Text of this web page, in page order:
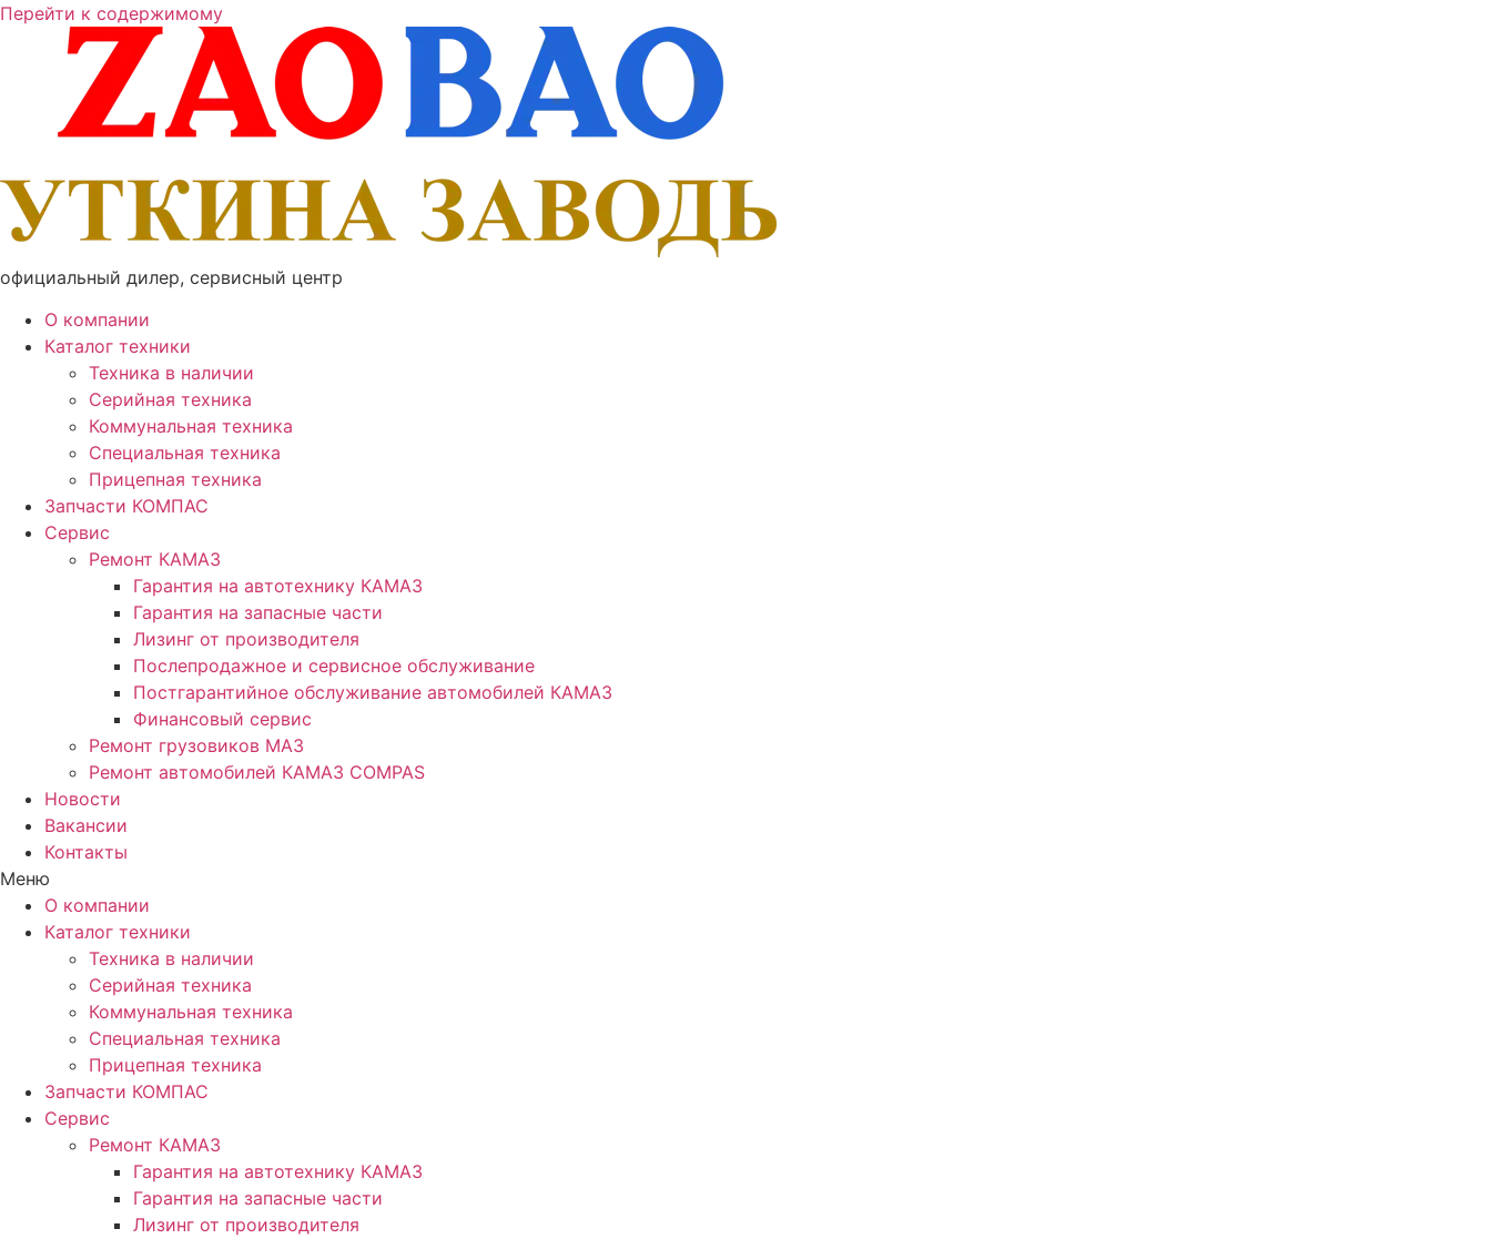
Перейти к содержимому
официальный дилер, сервисный центр
О компании
Каталог техники
Техника в наличии
Серийная техника
Коммунальная техника
Специальная техника
Прицепная техника
Запчасти КОМПАС
Сервис
Ремонт КАМАЗ
Гарантия на автотехнику КАМАЗ
Гарантия на запасные части
Лизинг от производителя
Послепродажное и сервисное обслуживание
Постгарантийное обслуживание автомобилей КАМАЗ
Финансовый сервис
Ремонт грузовиков МАЗ
Ремонт автомобилей КАМАЗ COMPAS
Новости
Вакансии
Контакты
Меню
О компании
Каталог техники
Техника в наличии
Серийная техника
Коммунальная техника
Специальная техника
Прицепная техника
Запчасти КОМПАС
Сервис
Ремонт КАМАЗ
Гарантия на автотехнику КАМАЗ
Гарантия на запасные части
Лизинг от производителя